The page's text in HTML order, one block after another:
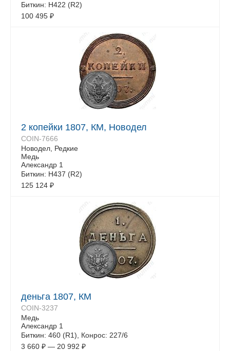
Биткин: H422 (R2)
100 495 ₽
2 копейки 1807, КМ, Новодел
COIN-7666
Новодел, Редкие
Медь
Александр 1
Биткин: H437 (R2)
125 124 ₽
деньга 1807, КМ
COIN-3237
Медь
Александр 1
Биткин: 460 (R1), Конрос: 227/6
3 660 ₽ — 20 992 ₽